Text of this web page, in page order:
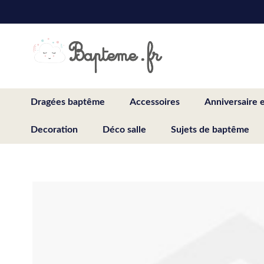
to
Dragées baptême Accessoires Anniversaire
Decoration Déco salle Sujets de baptême